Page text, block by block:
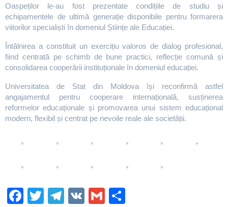
Oaspeților le-au fost prezentate condițiile de studiu și
echipamentele de ultimă generație disponibile pentru formarera
viitorilor specialiști în domeniul Științe ale Educației.
Întâlnirea a constituit un exercițiu valoros de dialog profesional,
fiind centrată pe schimb de bune practici, reflecție comună și
consolidarea cooperării instituționale în domeniul educației.
Universitatea de Stat din Moldova își reconfirmă astfel
angajamentul pentru cooperare internațională, susținerea
reformelor educaționale și promovarea unui sistem educațional
modern, flexibil și centrat pe nevoile reale ale societății.
Fa T Te V G